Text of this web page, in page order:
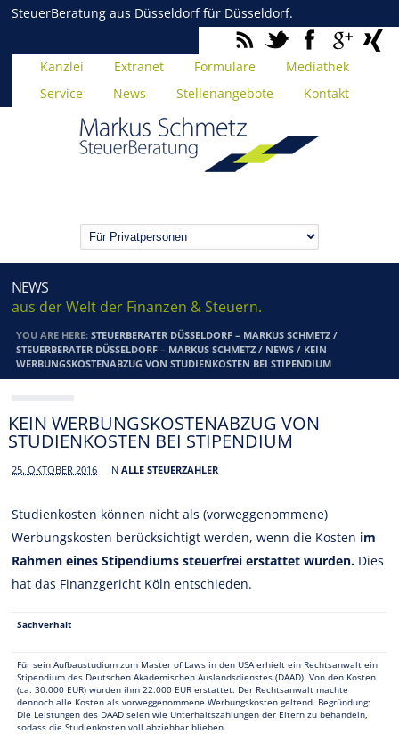
SteuerBeratung aus Düsseldorf für Düsseldorf.
Kanzlei Extranet Formulare
Mediathek
Service
News Stellenangebote Kontakt
NEWS
aus der Welt der Finanzen & Steuern.
YOU ARE HERE:STEUERBERATER DÜSSELDORF – MARKUS SCHMETZ /
STEUERBERATER DÜSSELDORF – MARKUS SCHMETZ / NEWS / KEIN
WERBUNGSKOSTENABZUG VON STUDIENKOSTEN BEI STIPENDIUM
KEIN WERBUNGSKOSTENABZUG VON
STUDIENKOSTEN BEI STIPENDIUM
25. OKTOBER 2016 INALLE STEUERZAHLER
Studienkosten können nicht als (vorweggenommene)
Werbungskosten berücksichtigt werden, wenn die Kosten im
Rahmen eines Stipendiums steuerfrei erstattet wurden. Dies
hat das Finanzgericht Köln entschieden.
Sachverhalt
Für sein Aufbaustudium zum Master of Laws in den USA erhielt ein Rechtsanwalt ein
Stipendium des Deutschen Akademischen Auslandsdienstes (DAAD). Von den Kosten
(ca. 30.000 EUR) wurden ihm 22.000 EUR erstattet. Der Rechtsanwalt machte
dennoch alle Kosten als vorweggenommene Werbungskosten geltend. Begründung:
Die Leistungen des DAAD seien wie Unterhaltszahlungen der Eltern zu behandeln,
sodass die Studienkosten voll abziehbar blieben.